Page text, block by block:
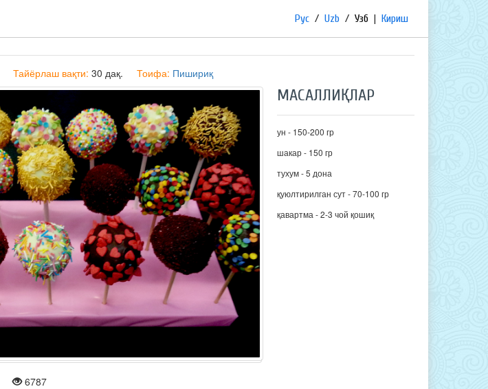
Рус / Uzb / Узб | Кириш
Тайёрлаш вақти: 30 дақ. Тоифа: Пишириқ
6787
МАСАЛЛИҚЛАР
ун - 150-200 гр
шакар - 150 гр
тухум - 5 дона
қуюлтирилган сут - 70-100 гр
қавартма - 2-3 чой қошиқ